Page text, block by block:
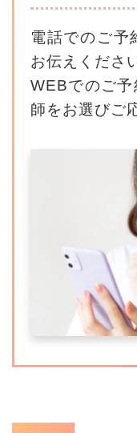
電話でのご予
お伝えくださ
WEBでのご
師をお選びご